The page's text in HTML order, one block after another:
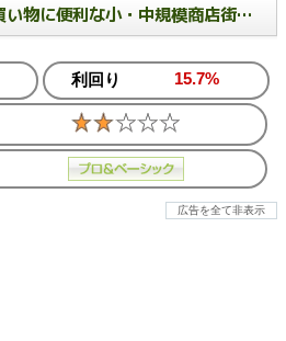
東京都練馬区のお買い物に便利な小・中規模商店街等がある商業地域の戸建
利回り 15.7%
広告を全て非表示